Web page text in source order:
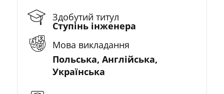
Здобутий титул
Ступінь інженера
Мова викладання
Польська, Англійська,
Українська